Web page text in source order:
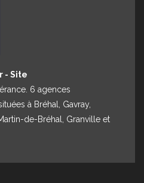
- Site
6 agences
à Bréhal, Gavray,
de-Bréhal, Granville et